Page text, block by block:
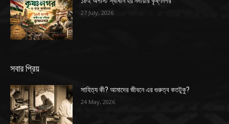
27 July, 2026
সবার প্রিয়
সাহিত্য কী? আমাদের জীবনে এর গুরুত্ব কতটুকু?
24 May, 2026